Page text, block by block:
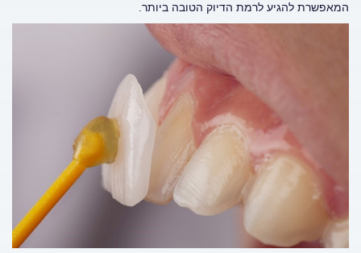
המאפשרת להגיע לרמת הדיוק הטובה ביותר.